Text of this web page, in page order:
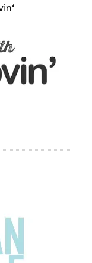
‘Follow me on bloglovin